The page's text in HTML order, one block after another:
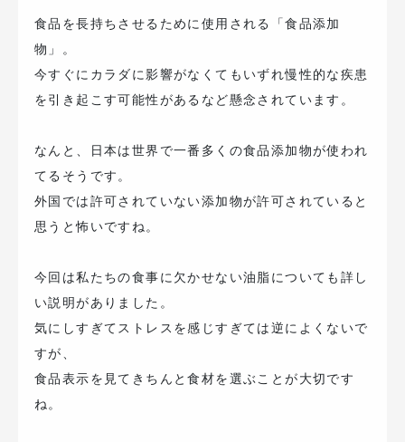
食品を長持ちさせるために使用される「食品添加
物」。
今すぐにカラダに影響がなくてもいずれ慢性的な疾患
を引き起こす可能性があるなど懸念されています。
なんと、日本は世界で一番多くの食品添加物が使われ
てるそうです。
外国では許可されていない添加物が許可されていると
思うと怖いですね。
今回は私たちの食事に欠かせない油脂についても詳し
い説明がありました。
気にしすぎてストレスを感じすぎては逆によくないで
すが、
食品表示を見てきちんと食材を選ぶことが大切です
ね。